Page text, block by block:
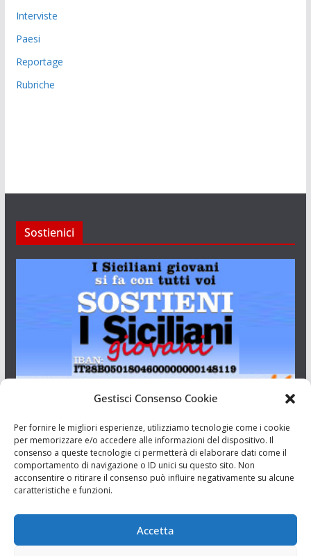
Gestisci Consenso Cookie
Per fornire le migliori esperienze, utilizziamo tecnologie come i cookie
per memorizzare e/o accedere alle informazioni del dispositivo. Il
consenso a queste tecnologie ci permetterà di elaborare dati come il
comportamento di navigazione o ID unici su questo sito. Non
acconsentire o ritirare il consenso può influire negativamente su alcune
caratteristiche e funzioni.
Accetta
Interviste
Paesi
Reportage
Rubriche
Sostienici
Aut. del tribunale di Catania n.23/2011 del 20/09/2011 Dir.
Resp. Riccardo Orioles.
Associazione Culturale I Siciliani Giovani
via Randazzo 27 Catania